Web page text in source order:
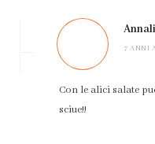
7 ANNI
Con le alici salate
sciue!!